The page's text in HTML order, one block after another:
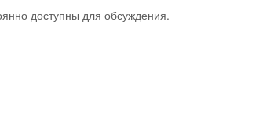
доступны для обсуждения.